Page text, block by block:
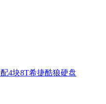
4块8T希捷酷狼硬盘